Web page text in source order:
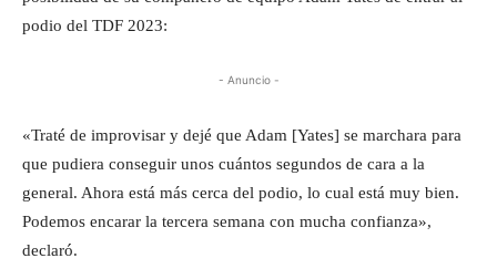
podio del TDF 2023:
- Anuncio -
«Traté de improvisar y dejé que Adam [Yates] se marchara para
que pudiera conseguir unos cuántos segundos de cara a la
general. Ahora está más cerca del podio, lo cual está muy bien.
Podemos encarar la tercera semana con mucha confianza»,
declaró.